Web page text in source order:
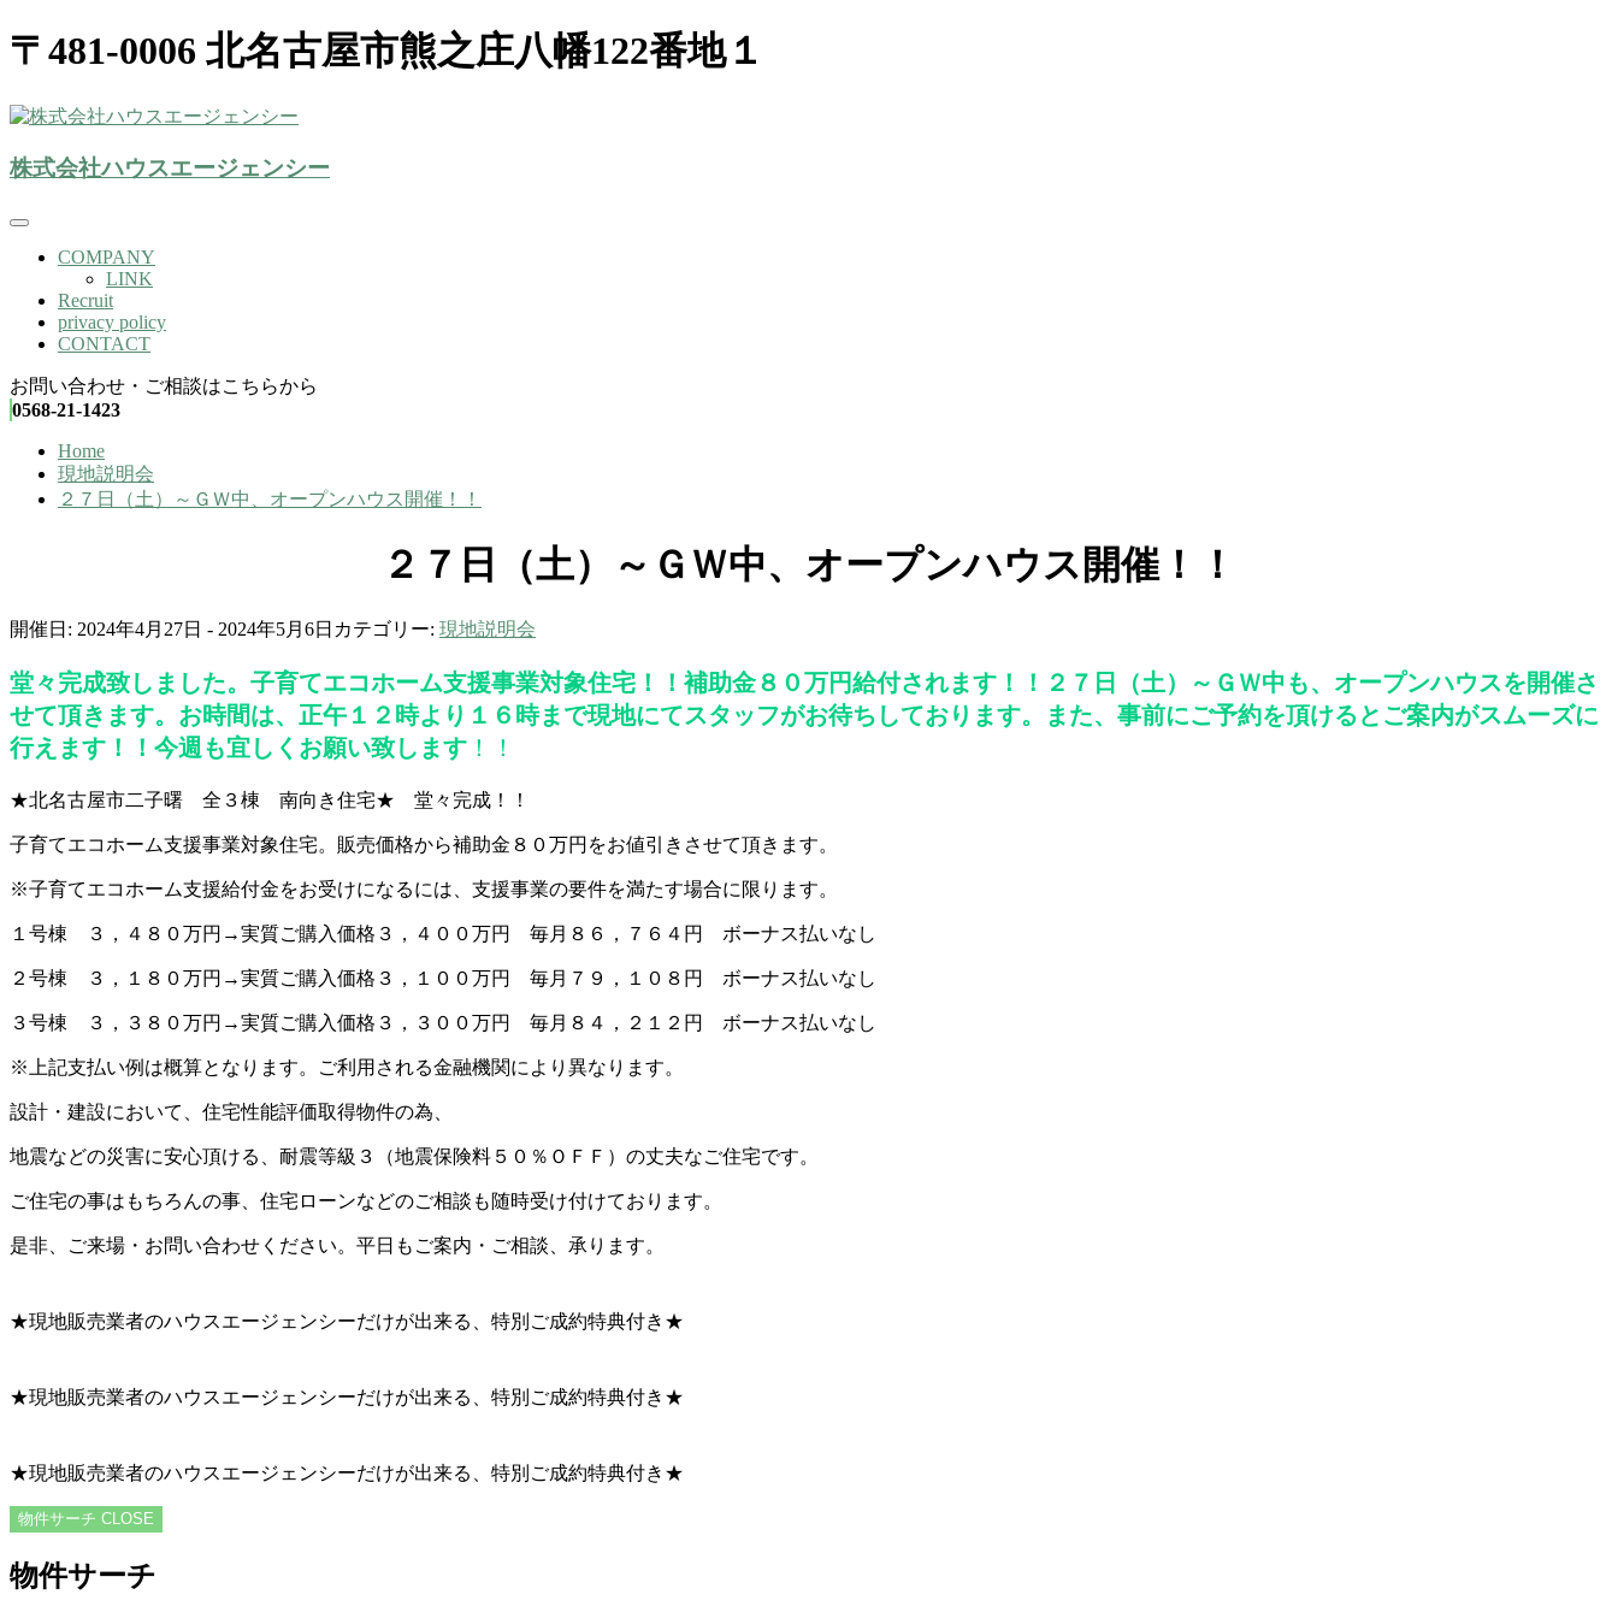
〒481-0006 北名古屋市熊之庄八幡122番地１
株式会社ハウスエージェンシー
株式会社ハウスエージェンシー
COMPANY
LINK
Recruit
privacy policy
CONTACT
お問い合わせ・ご相談はこちらから
0568-21-1423
Home
現地説明会
２７日（土）～ＧＷ中、オープンハウス開催！！
２７日（土）～ＧＷ中、オープンハウス開催！！
開催日: 2024年4月27日 - 2024年5月6日 カテゴリー: 現地説明会
堂々完成致しました。子育てエコホーム支援事業対象住宅！！補助金８０万円給付されます！！２７日（土）～ＧＷ中も、オープンハウスを開催さ
せて頂きます。お時間は、正午１２時より１６時まで現地にてスタッフがお待ちしております。また、事前にご予約を頂けるとご案内がスムーズに
行えます！！今週も宜しくお願い致します ！！
★北名古屋市二子曙 全３棟 南向き住宅★ 堂々完成！！
子育てエコホーム支援事業対象住宅。販売価格から補助金８０万円をお値引きさせて頂きます。
※子育てエコホーム支援給付金をお受けになるには、支援事業の要件を満たす場合に限ります。
１号棟 ３，４８０万円→実質ご購入価格３，４００万円 毎月８６，７６４円 ボーナス払いなし
２号棟 ３，１８０万円→実質ご購入価格３，１００万円 毎月７９，１０８円 ボーナス払いなし
３号棟 ３，３８０万円→実質ご購入価格３，３００万円 毎月８４，２１２円 ボーナス払いなし
※上記支払い例は概算となります。ご利用される金融機関により異なります。
設計・建設において、住宅性能評価取得物件の為、
地震などの災害に安心頂ける、耐震等級３（地震保険料５０％ＯＦＦ）の丈夫なご住宅です。
ご住宅の事はもちろんの事、住宅ローンなどのご相談も随時受け付けております。
是非、ご来場・お問い合わせください。平日もご案内・ご相談、承ります。
★現地販売業者のハウスエージェンシーだけが出来る、特別ご成約特典付き★
★現地販売業者のハウスエージェンシーだけが出来る、特別ご成約特典付き★
★現地販売業者のハウスエージェンシーだけが出来る、特別ご成約特典付き★
物件サーチ CLOSE
物件サーチ